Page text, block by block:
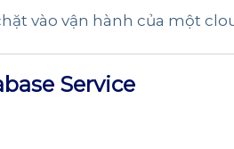
vào vận hành của một
Service